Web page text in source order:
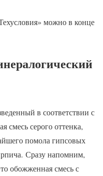
можно в конце
в соответствии с
смесь серого оттенка,
помола гипсовых
Сразу напомним,
обожженная смесь с